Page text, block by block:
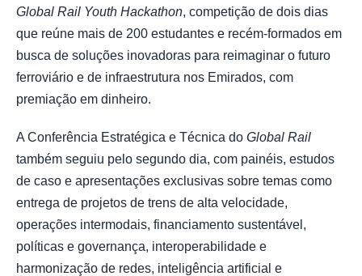
Global Rail Youth Hackathon, competição de dois dias
que reúne mais de 200 estudantes e recém-formados em
busca de soluções inovadoras para reimaginar o futuro
ferroviário e de infraestrutura nos Emirados, com
premiação em dinheiro.
A Conferência Estratégica e Técnica do Global Rail
também seguiu pelo segundo dia, com painéis, estudos
de caso e apresentações exclusivas sobre temas como
entrega de projetos de trens de alta velocidade,
operações intermodais, financiamento sustentável,
políticas e governança, interoperabilidade e
harmonização de redes, inteligência artificial e